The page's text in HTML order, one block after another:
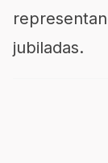
jubiladas.